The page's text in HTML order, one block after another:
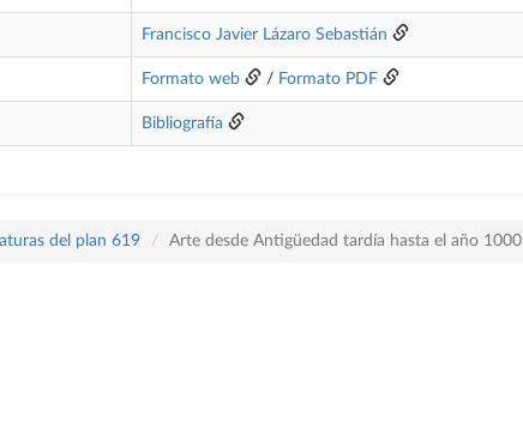
Francisco Javier Lázaro Sebastián
Formato web / Formato PDF
Bibliografía
del plan 619 Arte desde Antigüedad tardía hasta el año 1000